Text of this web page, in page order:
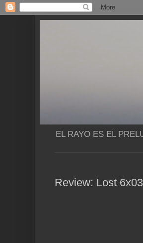
EL RAYO ES EL
Review: Lost